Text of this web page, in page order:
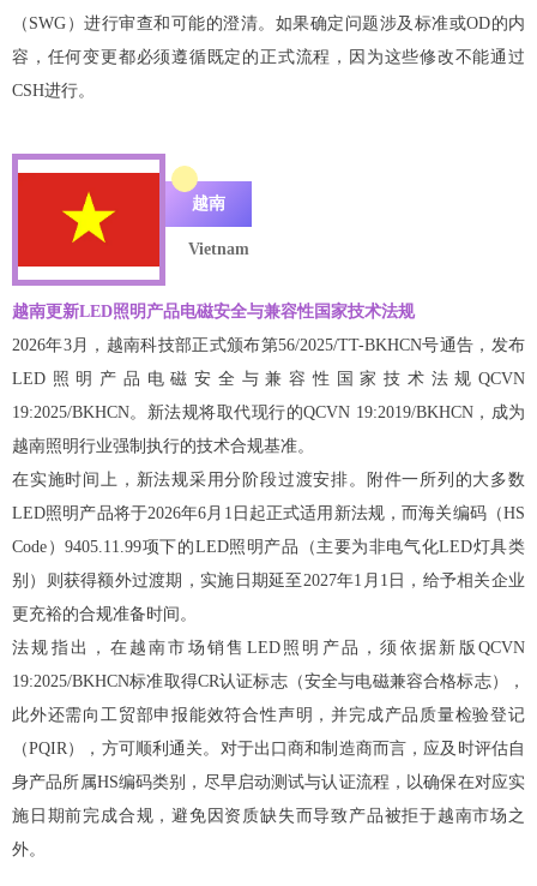
（SWG）进行审查和可能的澄清。如果确定问题涉及标准或OD的内
容，任何变更都必须遵循既定的正式流程，因为这些修改不能通过
CSH进行。
越南
Vietnam
越南更新LED照明产品电磁安全与兼容性国家技术法规
2026年3月，越南科技部正式颁布第56/2025/TT-BKHCN号通告，发布
LED照明产品电磁安全与兼容性国家技术法规QCVN
19:2025/BKHCN。新法规将取代现行的QCVN 19:2019/BKHCN，成为
越南照明行业强制执行的技术合规基准。
在实施时间上，新法规采用分阶段过渡安排。附件一所列的大多数
LED照明产品将于2026年6月1日起正式适用新法规，而海关编码（HS
Code）9405.11.99项下的LED照明产品（主要为非电气化LED灯具类
别）则获得额外过渡期，实施日期延至2027年1月1日，给予相关企业
更充裕的合规准备时间。
法规指出，在越南市场销售LED照明产品，须依据新版QCVN
19:2025/BKHCN标准取得CR认证标志（安全与电磁兼容合格标志），
此外还需向工贸部申报能效符合性声明，并完成产品质量检验登记
（PQIR），方可顺利通关。对于出口商和制造商而言，应及时评估自
身产品所属HS编码类别，尽早启动测试与认证流程，以确保在对应实
施日期前完成合规，避免因资质缺失而导致产品被拒于越南市场之
外。